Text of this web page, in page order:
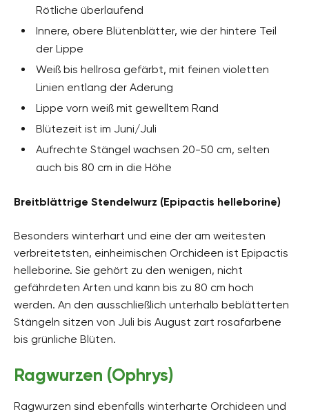
Rötliche überlaufend
Innere, obere Blütenblätter, wie der hintere Teil
der Lippe
Weiß bis hellrosa gefärbt, mit feinen violetten
Linien entlang der Aderung
Lippe vorn weiß mit gewelltem Rand
Blütezeit ist im Juni/Juli
Aufrechte Stängel wachsen 20-50 cm, selten
auch bis 80 cm in die Höhe
Breitblättrige Stendelwurz (Epipactis helleborine)
Besonders winterhart und eine der am weitesten
verbreitetsten, einheimischen Orchideen ist Epipactis
helleborine. Sie gehört zu den wenigen, nicht
gefährdeten Arten und kann bis zu 80 cm hoch
werden. An den ausschließlich unterhalb beblätterten
Stängeln sitzen von Juli bis August zart rosafarbene
bis grünliche Blüten.
Ragwurzen (Ophrys)
Ragwurzen sind ebenfalls winterharte Orchideen und